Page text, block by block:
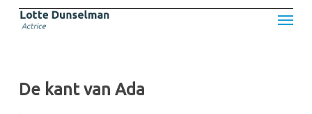
Skip
Menu
De kant van Ada